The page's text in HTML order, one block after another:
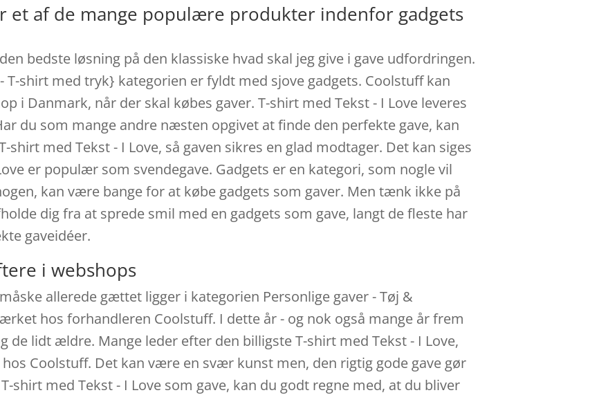
et af de mange populære produkter indenfor gadgets
bedste løsning på den klassiske hvad skal jeg give i gave udfordringen.
T-shirt med tryk} kategorien er fyldt med sjove gadgets. Coolstuff kan
i Danmark, når der skal købes gaver. T-shirt med Tekst - I Love leveres
du som mange andre næsten opgivet at finde den perfekte gave, kan
med Tekst - I Love, så gaven sikres en glad modtager. Det kan siges
er populær som svendegave. Gadgets er en kategori, som nogle vil
kan være bange for at købe gadgets som gaver. Men tænk ikke på
dig fra at sprede smil med en gadgets som gave, langt de fleste har
gaveidéer.
i webshops
allerede gættet ligger i kategorien Personlige gaver - Tøj &
hos forhandleren Coolstuff. I dette år - og nok også mange år frem
lidt ældre. Mange leder efter den billigste T-shirt med Tekst - I Love,
Coolstuff. Det kan være en svær kunst men, den rigtig gode gave gør
shirt med Tekst - I Love som gave, kan du godt regne med, at du bliver